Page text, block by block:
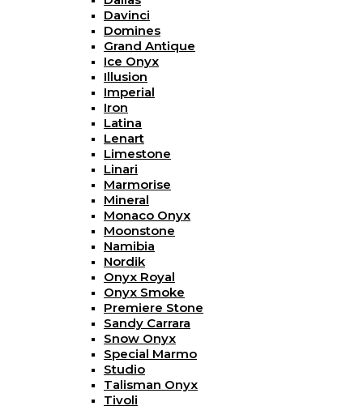
Davinci
Domines
Grand Antique
Ice Onyx
Illusion
Imperial
Iron
Latina
Lenart
Limestone
Linari
Marmorise
Mineral
Monaco Onyx
Moonstone
Namibia
Nordik
Onyx Royal
Onyx Smoke
Premiere Stone
Sandy Carrara
Snow Onyx
Special Marmo
Studio
Talisman Onyx
Tivoli